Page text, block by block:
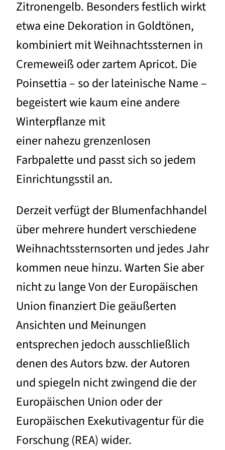
Zitronengelb. Besonders festlich wirkt
etwa eine Dekoration in Goldtönen,
kombiniert mit Weihnachtssternen in
Cremeweiß oder zartem Apricot. Die
Poinsettia – so der lateinische Name –
begeistert wie kaum eine andere
Winterpflanze mit
einer nahezu grenzenlosen
Farbpalette und passt sich so jedem
Einrichtungsstil an.
Derzeit verfügt der Blumenfachhandel
über mehrere hundert verschiedene
Weihnachtssternsorten und jedes Jahr
kommen neue hinzu. Warten Sie aber
nicht zu lange Von der Europäischen
Union finanziert Die geäußerten
Ansichten und Meinungen
entsprechen jedoch ausschließlich
denen des Autors bzw. der Autoren
und spiegeln nicht zwingend die der
Europäischen Union oder der
Europäischen Exekutivagentur für die
Forschung (REA) wider.